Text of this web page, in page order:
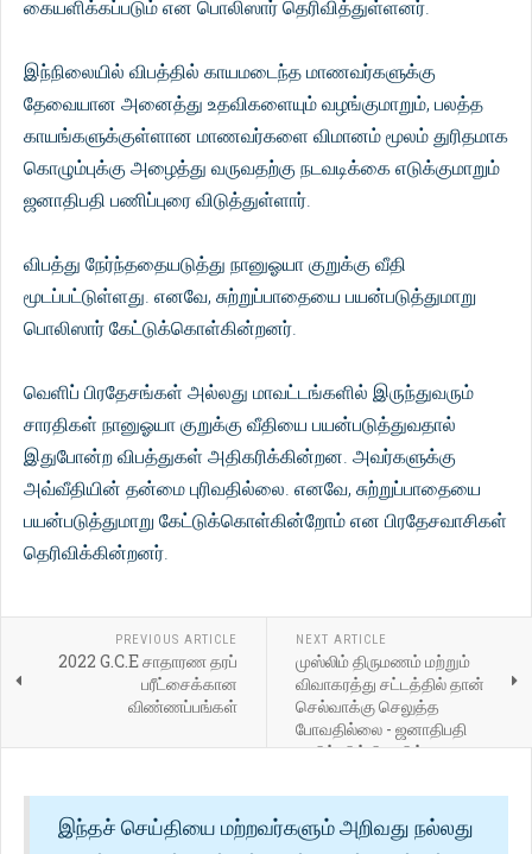
கையளிக்கப்படும் என பொலிஸார் தெரிவித்துள்ளனர்.
இந்நிலையில் விபத்தில் காயமடைந்த மாணவர்களுக்கு
தேவையான அனைத்து உதவிகளையும் வழங்குமாறும், பலத்த
காயங்களுக்குள்ளான மாணவர்களை விமானம் மூலம் துரிதமாக
கொழும்புக்கு அழைத்து வருவதற்கு நடவடிக்கை எடுக்குமாறும்
ஜனாதிபதி பணிப்புரை விடுத்துள்ளார்.
விபத்து நேர்ந்ததையடுத்து நானுஓயா குறுக்கு வீதி
மூடப்பட்டுள்ளது. எனவே, சுற்றுப்பாதையை பயன்படுத்துமாறு
பொலிஸார் கேட்டுக்கொள்கின்றனர்.
வெளிப் பிரதேசங்கள் அல்லது மாவட்டங்களில் இருந்துவரும்
சாரதிகள் நானுஓயா குறுக்கு வீதியை பயன்படுத்துவதால்
இதுபோன்ற விபத்துகள் அதிகரிக்கின்றன. அவர்களுக்கு
அவ்வீதியின் தன்மை புரிவதில்லை. எனவே, சுற்றுப்பாதையை
பயன்படுத்துமாறு கேட்டுக்கொள்கின்றோம் என பிரதேசவாசிகள்
தெரிவிக்கின்றனர்.
PREVIOUS ARTICLE
2022 G.C.E சாதாரண தரப்
பரீட்சைக்கான
விண்ணப்பங்கள்
NEXT ARTICLE
முஸ்லிம் திருமணம் மற்றும்
விவாகரத்து சட்டத்தில் தான்
செல்வாக்கு செலுத்த
போவதில்லை - ஜனாதிபதி
ரணில் விக்கிரமசிங்க
இந்தச் செய்தியை மற்றவர்களும் அறிவது நல்லது